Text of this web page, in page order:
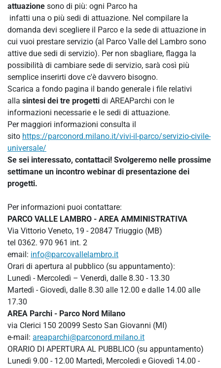
attuazione sono di più: ogni Parco ha
infatti una o più sedi di attuazione. Nel compilare la
domanda devi scegliere il Parco e la sede di attuazione in
cui vuoi prestare servizio (al Parco Valle del Lambro sono
attive due sedi di servizio). Per non sbagliare, flagga la
possibilità di cambiare sede di servizio, sarà così più
semplice inserirti dove c'è davvero bisogno.
Scarica a fondo pagina il bando generale i file relativi
alla sintesi dei tre progetti di AREAParchi con le
informazioni necessarie e le sedi di attuazione.
Per maggiori informazioni consulta il
sito https://parconord.milano.it/vivi-il-parco/servizio-civile-
universale/
Se sei interessato, contattaci! Svolgeremo nelle prossime
settimane un incontro webinar di presentazione dei
progetti.
Per informazioni puoi contattare:
PARCO VALLE LAMBRO - AREA AMMINISTRATIVA
Via Vittorio Veneto, 19 - 20847 Triuggio (MB)
tel 0362. 970 961 int. 2
email: info@parcovallelambro.it
Orari di apertura al pubblico (su appuntamento):
Lunedì - Mercoledì – Venerdì, dalle 8.30 - 13.30
Martedì - Giovedì, dalle 8.30 alle 12.00 e dalle 14.00 alle
17.30
AREA Parchi - Parco Nord Milano
via Clerici 150 20099 Sesto San Giovanni (MI)
e-mail: areaparchi@parconord.milano.it
ORARIO DI APERTURA AL PUBBLICO (su appuntamento)
Lunedì 9.00 - 12.00 Martedì, Mercoledì e Giovedì 14.00 -